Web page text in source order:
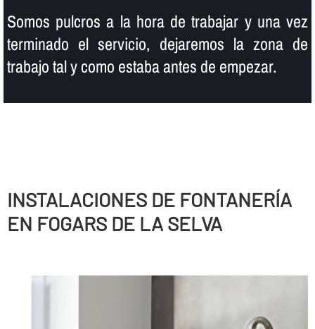
Somos pulcros a la hora de trabajar y una vez
terminado el servicio, dejaremos la zona de
trabajo tal y como estaba antes de empezar.
INSTALACIONES DE FONTANERÍ­A
EN FOGARS DE LA SELVA